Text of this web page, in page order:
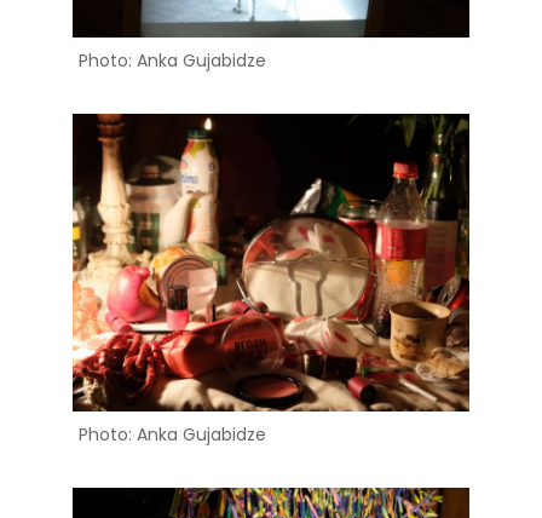
Photo: Anka Gujabidze
Photo: Anka Gujabidze